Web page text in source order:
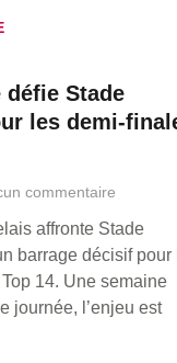
défie Stade
les demi-
commentaire
affronte Stade
barrage décisif pour
14. Une semaine
journée, l’enjeu est